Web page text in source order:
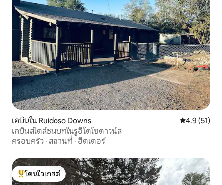
เคบินใน Ruidoso Downs คะแนนเฉลี่ย
4.9 (51)
เคบินสไตล์ชนบทในรูอีโดโซดาวน์ส
ครอบครัว · สถานที่ · ฮีตเตอร์
โดนใจเกสต์ที่สุด
โดนใจเกสต์